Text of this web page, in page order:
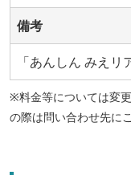
備考
「あんしん みえリ
※料金等については変
の際は問い合わせ先に